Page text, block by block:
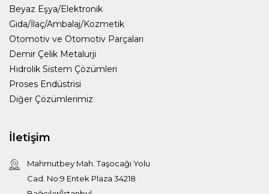
Beyaz Eşya/Elektronik
Gıda/İlaç/Ambalaj/Kozmetik
Otomotiv ve Otomotiv Parçaları
Demir Çelik Metalurji
Hidrolik Sistem Çözümleri
Proses Endüstrisi
Diğer Çözümlerimiz
İletişim
Mahmutbey Mah. Taşocağı Yolu
Cad. No:9 Entek Plaza 34218